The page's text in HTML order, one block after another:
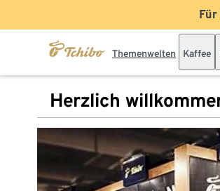
Themenwelten Kaffee
Herzlich